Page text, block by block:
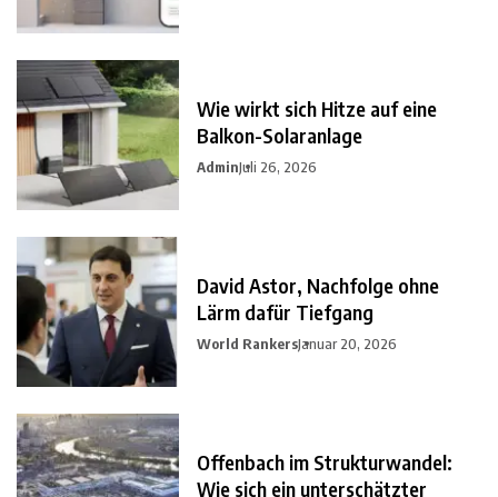
Wie wirkt sich Hitze auf eine
Balkon-Solaranlage
AdminJuli 26, 2026
David Astor, Nachfolge ohne
Lärm dafür Tiefgang
World RankersJanuar 20, 2026
Offenbach im Strukturwandel:
Wie sich ein unterschätzter